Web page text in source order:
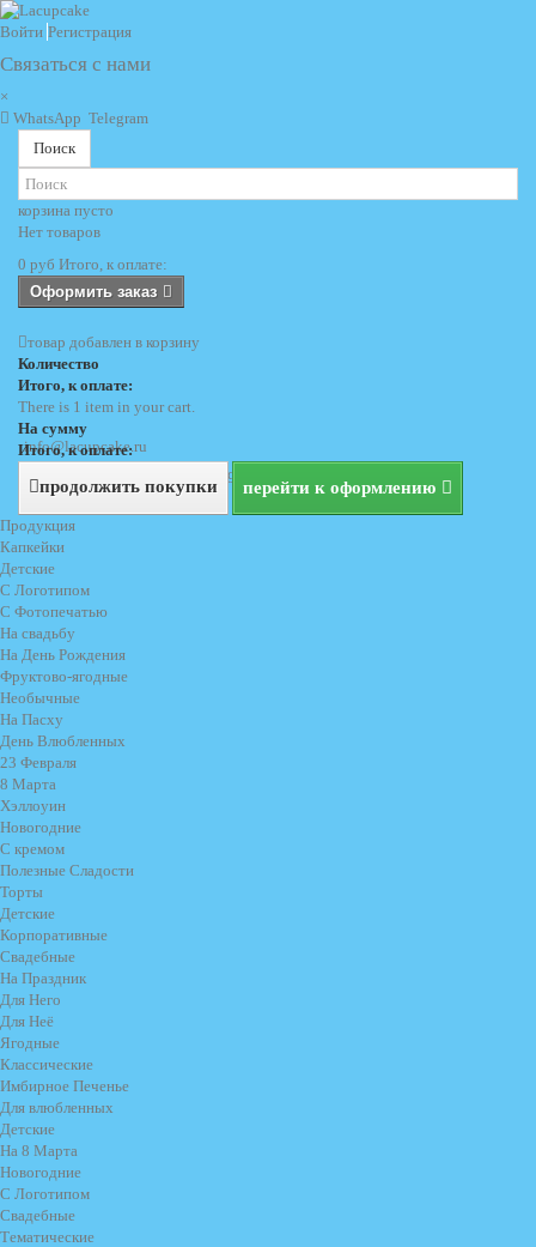
Войти Регистрация
info@lacupcake.ru
+7 (495) 729 69 62
+7 (903) 729 69 62
Связаться с нами
×
WhatsApp Telegram
Поиск
корзина пусто
Нет товаров
0 руб Итого, к оплате:
Оформить заказ
товар добавлен в корзину
Количество
Итого, к оплате:
There is 1 item in your cart.
На сумму
Итого, к оплате:
продолжить покупки перейти к оформлению
Продукция
Капкейки
Детские
С Логотипом
С Фотопечатью
На свадьбу
На День Рождения
Фруктово-ягодные
Необычные
На Пасху
День Влюбленных
23 Февраля
8 Марта
Хэллоуин
Новогодние
С кремом
Полезные Сладости
Торты
Детские
Корпоративные
Свадебные
На Праздник
Для Него
Для Неё
Ягодные
Классические
Имбирное Печенье
Для влюбленных
Детские
На 8 Марта
Новогодние
С Логотипом
Свадебные
Тематические